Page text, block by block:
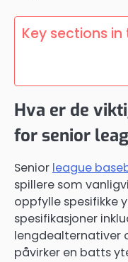
Key sections
Hva er de
for senior
Senior league
spillere som
oppfylle spesifikke
spesifikasjoner
lengdealternativer
påvirker en batts